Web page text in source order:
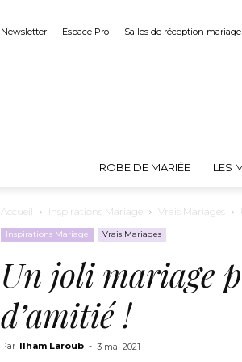
Newsletter Espace Pro Salles de réception mariage
ROBE DE MARIÉE LES
Accueil Inspirations Mariage Vrais Mariages
Inspirations Mariage Vrais Mariages
Un joli mariage
d’amitié !
Par Ilham Laroub - 3 mai 2021